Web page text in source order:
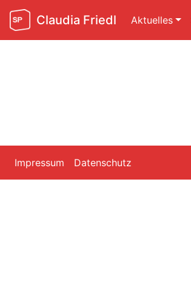
Claudia Friedl Aktuelles
Impressum Datenschutz